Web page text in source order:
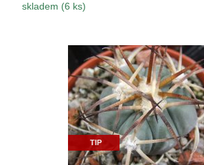
skladem (6 ks)
TIP